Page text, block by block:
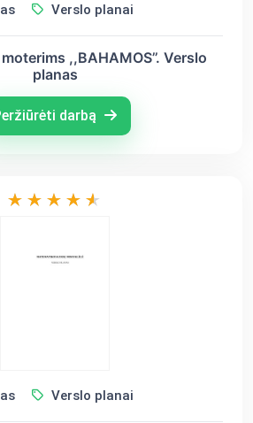
Verslo planai
,,BAHAMOS’’. Verslo
planas
darbą
Verslo planai